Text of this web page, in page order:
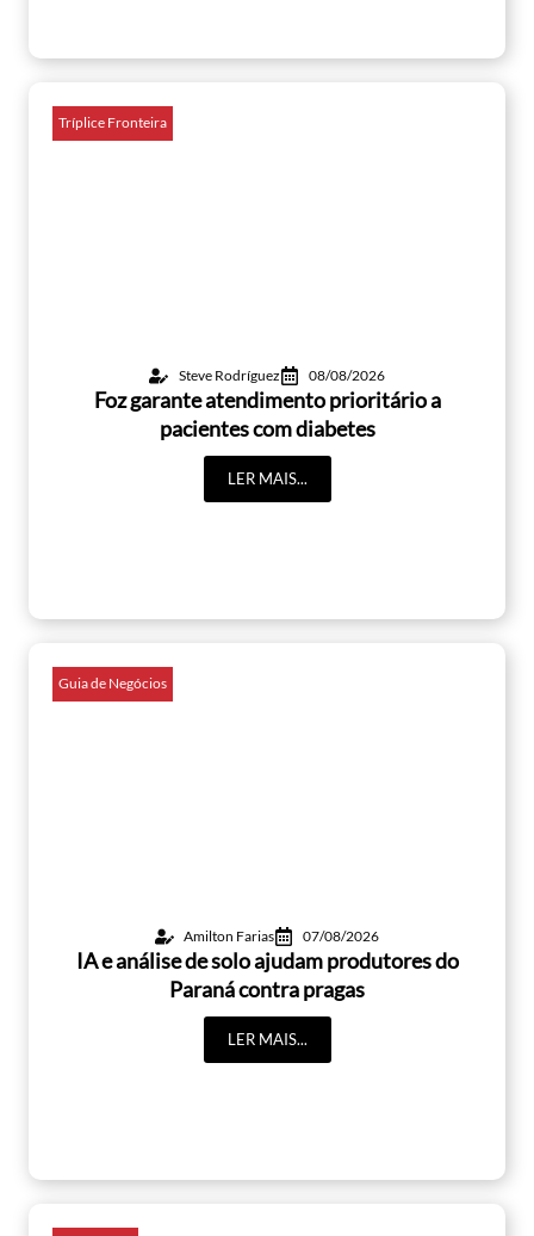
Tríplice Fronteira
Steve Rodríguez 08/08/2026
Foz garante atendimento prioritário a
pacientes com diabetes
LER MAIS...
Guia de Negócios
Amilton Farias 07/08/2026
IA e análise de solo ajudam produtores do
Paraná contra pragas
LER MAIS...